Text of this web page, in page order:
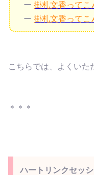
ー 掛札文香ってこ
ー 掛札文香ってこ
こちらでは、よくいた
＊＊＊
ハートリンクセッ